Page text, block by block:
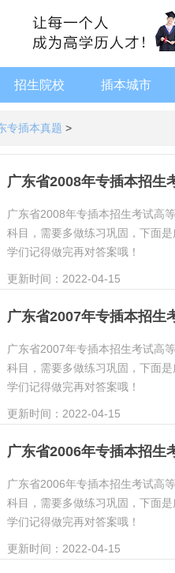
招生院校 插本城市
专插本真题 >
广东省2008年专插本招生
广东省2008年专插本招生考试高
科目，需要多做练习巩固，下面
学们记得做完再对答案哦！
更新时间：2022-04-15
广东省2007年专插本招生
广东省2007年专插本招生考试高
科目，需要多做练习巩固，下面
学们记得做完再对答案哦！
更新时间：2022-04-15
广东省2006年专插本招生
广东省2006年专插本招生考试高
科目，需要多做练习巩固，下面
学们记得做完再对答案哦！
更新时间：2022-04-15